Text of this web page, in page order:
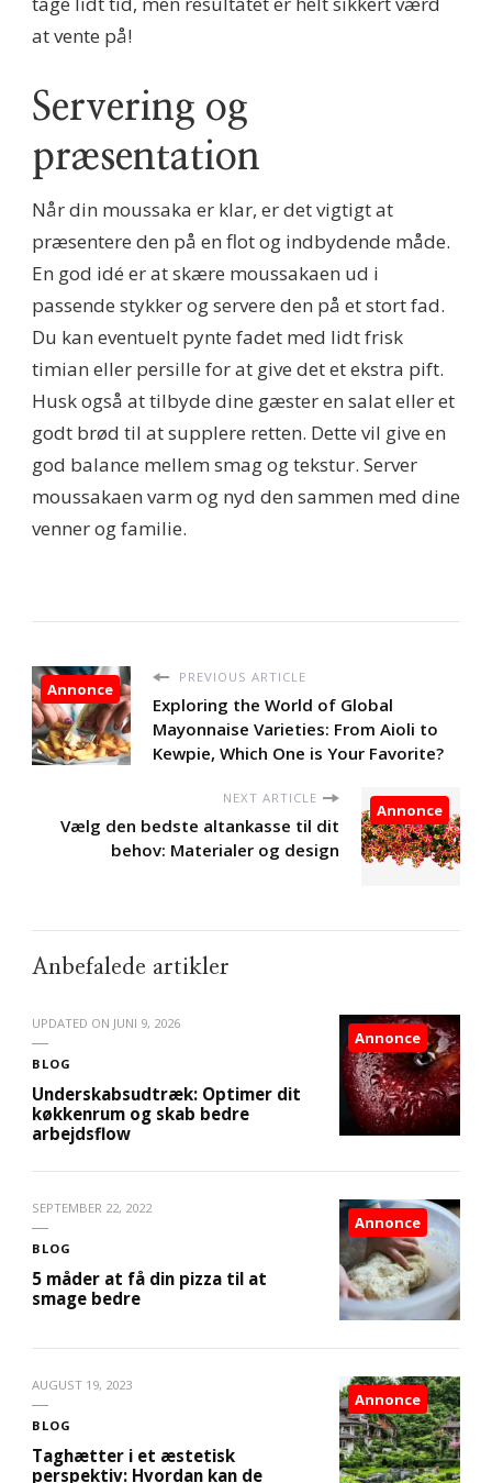
at vente på!
Servering og
præsentation
Når din moussaka er klar, er det vigtigt at
præsentere den på en flot og indbydende måde.
En god idé er at skære moussakaen ud i
passende stykker og servere den på et stort fad.
Du kan eventuelt pynte fadet med lidt frisk
timian eller persille for at give det et ekstra pift.
Husk også at tilbyde dine gæster en salat eller et
godt brød til at supplere retten. Dette vil give en
god balance mellem smag og tekstur. Server
moussakaen varm og nyd den sammen med dine
venner og familie.
PREVIOUS ARTICLE
Exploring the World of Global
Mayonnaise Varieties: From Aioli to
Kewpie, Which One is Your Favorite?
Annonce
NEXT ARTICLE
Vælg den bedste altankasse til dit
behov: Materialer og design
Annonce
Anbefalede artikler
UPDATED ON JUNI 9, 2026
BLOG
Underskabsudtræk: Optimer dit
køkkenrum og skab bedre
arbejdsflow
Annonce
SEPTEMBER 22, 2022
BLOG
5 måder at få din pizza til at
smage bedre
Annonce
AUGUST 19, 2023
BLOG
Taghætter i et æstetisk
perspektiv: Hvordan kan de
Annonce